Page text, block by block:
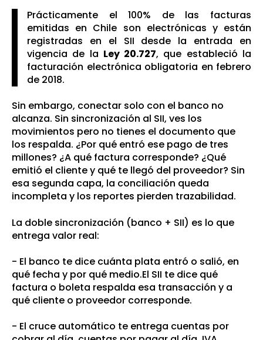
Prácticamente el 100% de las facturas
emitidas en Chile son electrónicas y están
registradas en el SII desde la entrada en
vigencia de la Ley 20.727, que estableció la
facturación electrónica obligatoria en febrero
de 2018.
Sin embargo, conectar solo con el banco no
alcanza. Sin sincronización al SII, ves los
movimientos pero no tienes el documento que
los respalda. ¿Por qué entró ese pago de tres
millones? ¿A qué factura corresponde? ¿Qué
emitió el cliente y qué te llegó del proveedor? Sin
esa segunda capa, la conciliación queda
incompleta y los reportes pierden trazabilidad.
La doble sincronización (banco + SII) es lo que
entrega valor real:
- El banco te dice cuánta plata entró o salió, en
qué fecha y por qué medio.El SII te dice qué
factura o boleta respalda esa transacción y a
qué cliente o proveedor corresponde.
- El cruce automático te entrega cuentas por